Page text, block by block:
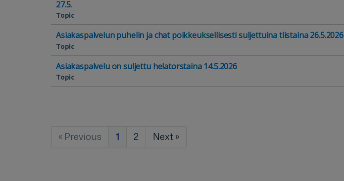
27.5.
Topic
Asiakaspalvelun puhelin ja chat poikkeuksellisesti suljettuina tiistaina 26.5.2026
Topic
Asiakaspalvelu on suljettu helatorstaina 14.5.2026
Topic
« Previous 1 2 Next »